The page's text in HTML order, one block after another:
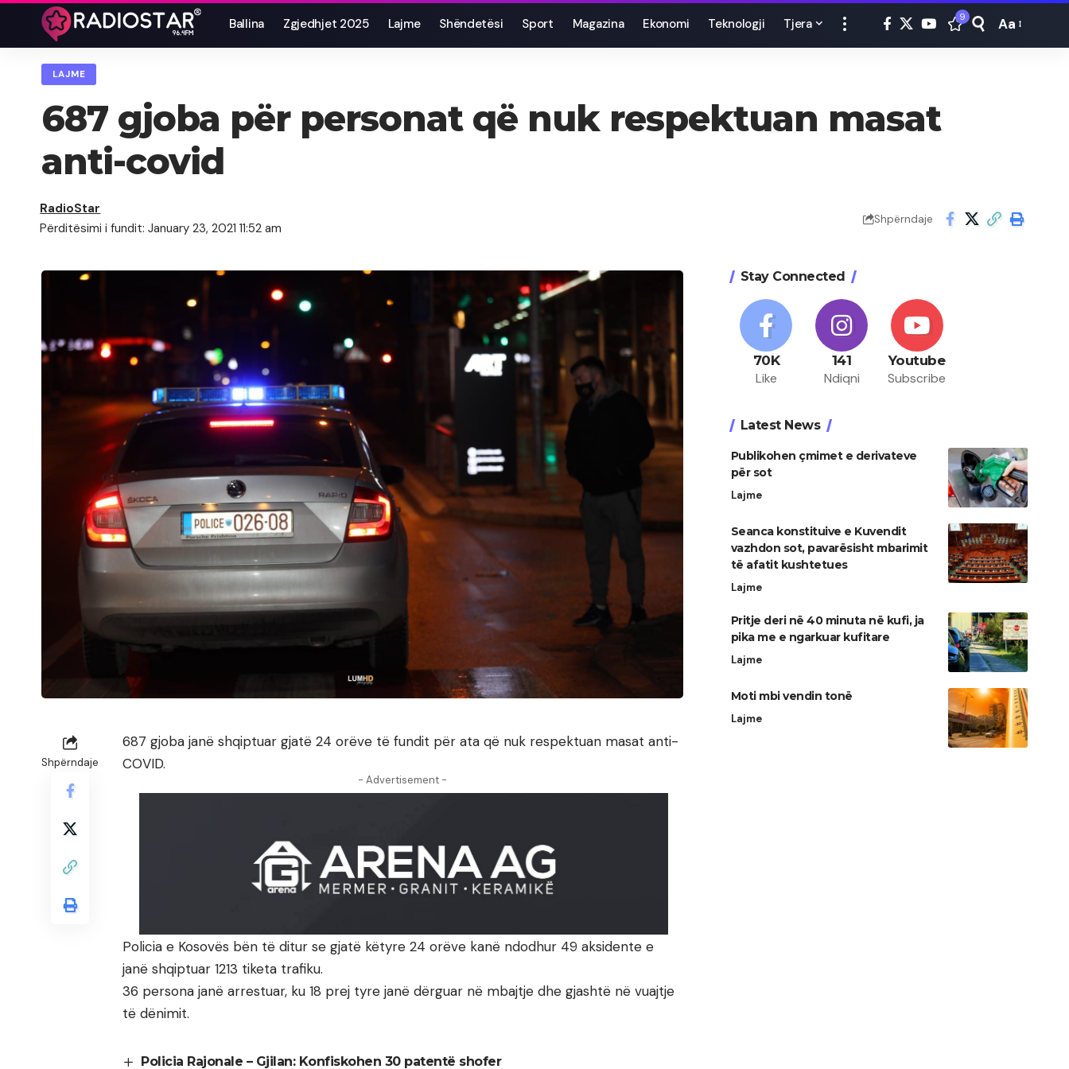
Ballina Zgjedhjet 2025 Lajme Shëndetësi Sport Magazina Ekonomi Teknologji Tjera 9
Font
Aa
LAJME
687 gjoba për personat që nuk respektuan masat
anti-covid
Përditësimi i fundit: January 23, 2021 11:52 am
RadioStar
Shpërndaje
Shpërndaje
687 gjoba janë shqiptuar gjatë 24 orëve të fundit për ata që nuk respektuan masat anti-
COVID.
- Advertisement -
Policia e Kosovës bën të ditur se gjatë këtyre 24 orëve kanë ndodhur 49 aksidente e
janë shqiptuar 1213 tiketa trafiku.
36 persona janë arrestuar, ku 18 prej tyre janë dërguar në mbajtje dhe gjashtë në vuajtje
të dënimit.
Policia Rajonale – Gjilan: Konfiskohen 30 patentë shofer
Stay Connected
70K
Like
141
Ndiqni
Youtube
Subscribe
Latest News
Publikohen çmimet e derivateve
për sot
Lajme
Seanca konstituive e Kuvendit
vazhdon sot, pavarësisht mbarimit
të afatit kushtetues
Lajme
Pritje deri në 40 minuta në kufi, ja
pika me e ngarkuar kufitare
Lajme
Moti mbi vendin tonë
Lajme